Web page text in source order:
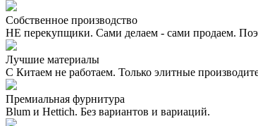
Собственное производство
НЕ перекупщики. Сами делаем - сами продаем.
Лучшие материалы
С Китаем не работаем. Только элитные
Премиальная фурнитура
Blum и Hettich. Без вариантов и вариаций.